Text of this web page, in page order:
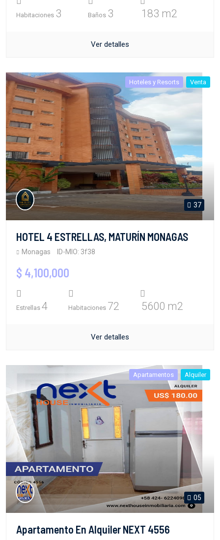
Habitaciones 3 Baños 3 183 m2
Ver detalles
Hoteles y Resorts Venta
37
HOTEL 4 ESTRELLAS, MATURÍN MONAGAS
Monagas ID-MIO: 3f38
$ 4,100,000
Estrellas 4 Habitaciones 72 5600 m2
Ver detalles
Apartamentos Alquiler
05
Apartamento En Alquiler NEXT 4556